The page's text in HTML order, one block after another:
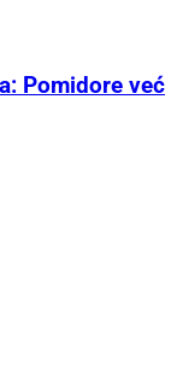
Pomidore već